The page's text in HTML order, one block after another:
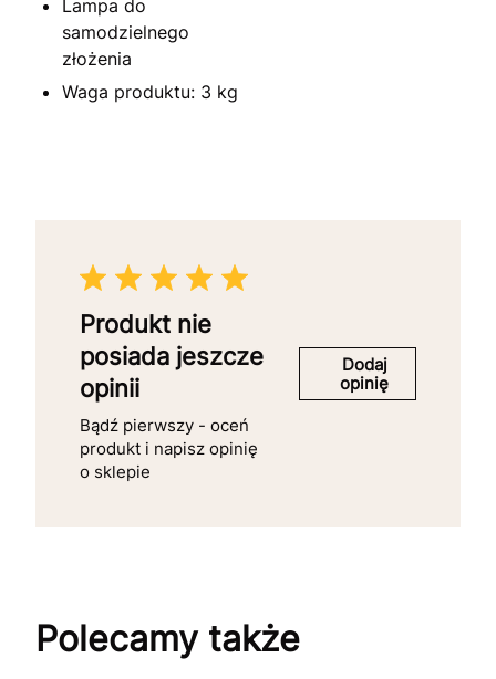
Lampa do
samodzielnego
złożenia
Waga produktu: 3 kg
Produkt nie
posiada jeszcze
opinii
Bądź pierwszy - oceń
produkt i napisz opinię
o sklepie
Dodaj
opinię
Polecamy także